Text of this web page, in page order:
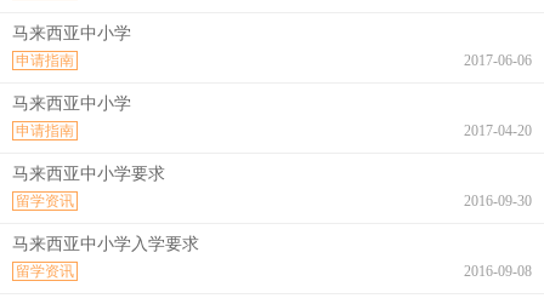
马来西亚中小学
2017-06-06
申请指南
马来西亚中小学
2017-04-20
申请指南
马来西亚中小学要求
2016-09-30
留学资讯
马来西亚中小学入学要求
2016-09-08
留学资讯